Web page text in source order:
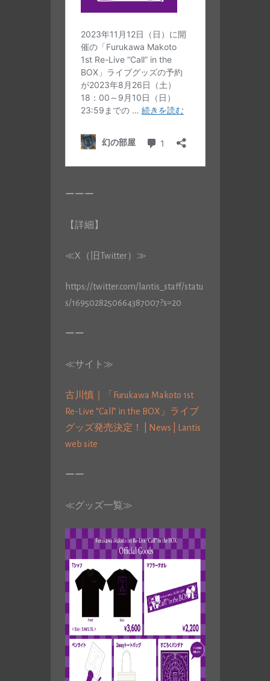
ーーー
【詳細】
≪X（旧Twitter）≫
https://twitter.com/lantis_staff/statu
s/1695028250664387007?s=20
ーー
≪サイト≫
古川慎｜「Furukawa Makoto 1st
Re-Live “Call” in the BOX」ライブ
グッズ発売決定！ | News | Lantis
web site
ーー
≪グッズ一覧≫